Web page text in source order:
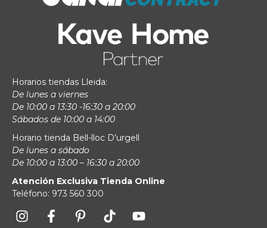
Horarios tiendas Lleida:
De lunes a viernes
De 10:00 a 13:30 -16:30 a 20:00
Sábados de 10:00 a 14:00
Horario tienda Bell-lloc D’urgell
De lunes a sábado
De 10:00 a 13:00 – 16:30 a 20:00
Atención Exclusiva Tienda Online
Teléfono: 973 560 300